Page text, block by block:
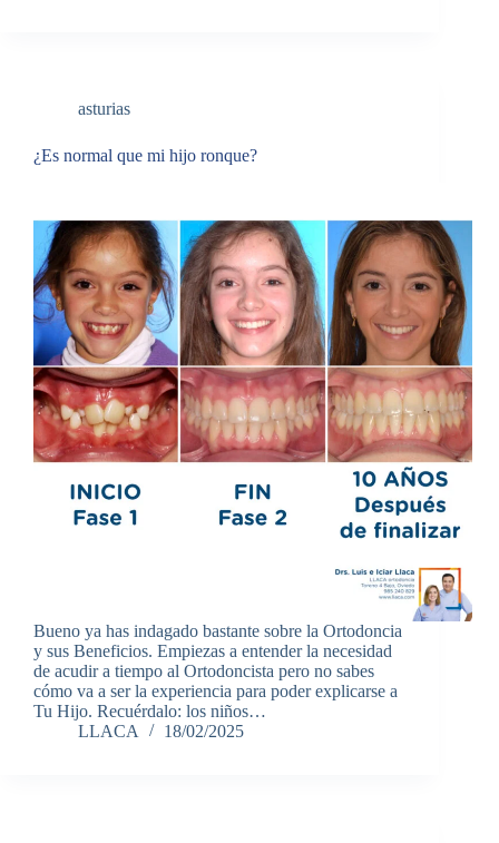
asturias
¿Es normal que mi hijo ronque?
Bueno ya has indagado bastante sobre la Ortodoncia
y sus Beneficios. Empiezas a entender la necesidad
de acudir a tiempo al Ortodoncista pero no sabes
cómo va a ser la experiencia para poder explicarse a
Tu Hijo. Recuérdalo: los niños…
LLACA
18/02/2025